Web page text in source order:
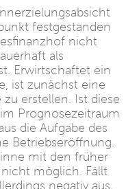
festgestanden
nicht
als
Erwirtschaftet ein
ist zunächst eine
erstellen. Ist diese
Prognosezeitraum
die Aufgabe des
Betriebseröffnung.
mit den früher
möglich. Fällt
negativ aus,